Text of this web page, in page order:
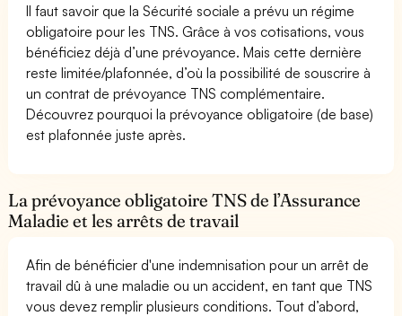
Il faut savoir que la Sécurité sociale a prévu un régime
obligatoire pour les TNS. Grâce à vos cotisations, vous
bénéficiez déjà d’une prévoyance. Mais cette dernière
reste limitée/plafonnée, d’où la possibilité de souscrire à
un contrat de prévoyance TNS complémentaire.
Découvrez pourquoi la prévoyance obligatoire (de base)
est plafonnée juste après.
La prévoyance obligatoire TNS de l’Assurance
Maladie et les arrêts de travail
Afin de bénéficier d'une indemnisation pour un arrêt de
travail dû à une maladie ou un accident, en tant que TNS
vous devez remplir plusieurs conditions. Tout d’abord,